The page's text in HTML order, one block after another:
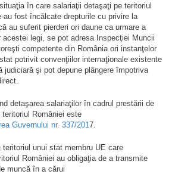
în care salariaţii detaşaţi pe teritoriul
au fost încălcate drepturile cu privire la
au suferit pierderi ori daune ca urmare a
acestei legi, se pot adresa Inspecţiei Muncii
competente din România ori instanţelor
potrivit convenţiilor internaţionale existente
judiciară şi pot depune plângere împotriva
detaşarea salariaţilor în cadrul prestării de
României este
Guvernului nr. 337/2017.
teritoriul unui stat membru UE care
României au obligaţia de a transmite
muncă în a cărui